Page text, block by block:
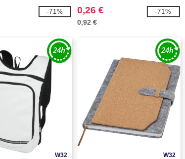
Mine)
-71%
Kunststoff (blaue Mine)
0,26 €
0,92 €
-71%
W32 W32